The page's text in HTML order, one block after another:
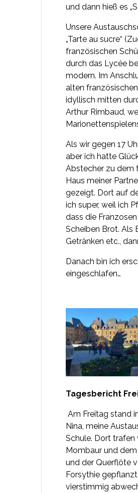
und dann hieß es
Unsere
„Tarte au sucre“
französischen
durch das Lycée
modern. Im
alten
idyllisch mitten
Arthur Rimbaud,
Als wir gegen 17
aber ich hatte
Abstecher zu dem
Haus meiner
gezeigt. Dort auf
ich super, weil ich
dass die
Scheiben Brot. Als
Getränken etc.,
Danach bin ich
eingeschlafen…
Tagesbericht
Am Freitag stand
Nina, meine
Schule. Dort trafen
Mombaur und
und der Querflöte
Forsythie
vierstimmig